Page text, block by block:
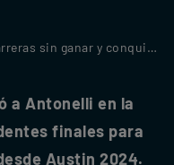
ganar y conquista Silverstone
a Antonelli en la
finales para
Austin 2024.